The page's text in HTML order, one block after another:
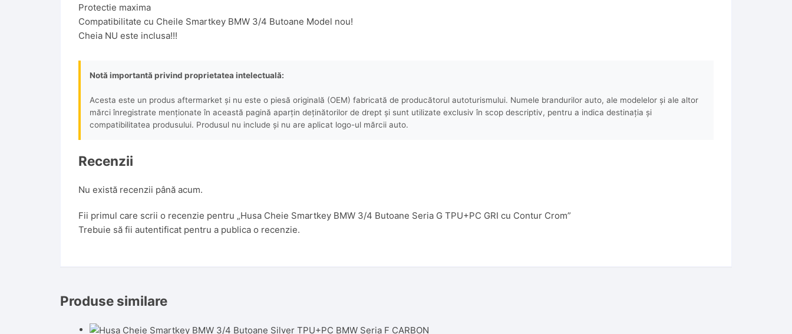
Protectie maxima
Compatibilitate cu Cheile Smartkey BMW 3/4 Butoane Model nou!
Cheia NU este inclusa!!!
Notă importantă privind proprietatea intelectuală:
Acesta este un produs aftermarket și nu este o piesă originală (OEM) fabricată de producătorul autoturismului. Numele brandurilor auto, ale modelelor și ale altor
mărci înregistrate menționate în această pagină aparțin deținătorilor de drept și sunt utilizate exclusiv în scop descriptiv, pentru a indica destinația și
compatibilitatea produsului. Produsul nu include și nu are aplicat logo-ul mărcii auto.
Recenzii
Nu există recenzii până acum.
Fii primul care scrii o recenzie pentru „Husa Cheie Smartkey BMW 3/4 Butoane Seria G TPU+PC GRI cu Contur Crom”
Trebuie să fii autentificat pentru a publica o recenzie.
Produse similare